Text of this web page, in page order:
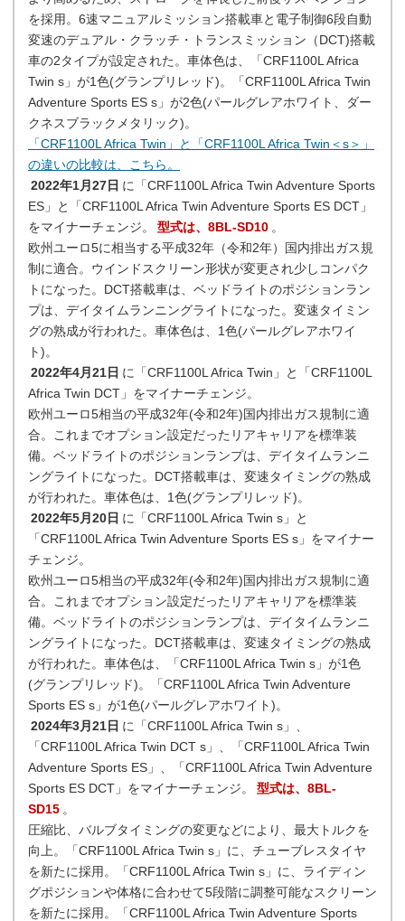
を採用。6速マニュアルミッション搭載車と電子制御6段自動
変速のデュアル・クラッチ・トランスミッション（DCT)搭載
車の2タイプが設定された。車体色は、「CRF1100L Africa
Twin s」が1色(グランプリレッド)。「CRF1100L Africa Twin
Adventure Sports ES s」が2色(パールグレアホワイト、ダー
クネスブラックメタリック)。
「CRF1100L Africa Twin」と「CRF1100L Africa Twin＜s＞」
の違いの比較は、こちら。
2022年1月27日 に「CRF1100L Africa Twin Adventure Sports
ES」と「CRF1100L Africa Twin Adventure Sports ES DCT」
をマイナーチェンジ。
型式は、8BL-SD10 。
欧州ユーロ5に相当する平成32年（令和2年）国内排出ガス規
制に適合。ウインドスクリーン形状が変更され少しコンパク
トになった。DCT搭載車は、ベッドライトのポジションラン
プは、デイタイムランニングライトになった。変速タイミン
グの熟成が行われた。車体色は、1色(パールグレアホワイ
ト)。
2022年4月21日 に「CRF1100L Africa Twin」と「CRF1100L
Africa Twin DCT」をマイナーチェンジ。
欧州ユーロ5相当の平成32年(令和2年)国内排出ガス規制に適
合。これまでオプション設定だったリアキャリアを標準装
備。ベッドライトのポジションランプは、デイタイムランニ
ングライトになった。DCT搭載車は、変速タイミングの熟成
が行われた。車体色は、1色(グランプリレッド)。
2022年5月20日 に「CRF1100L Africa Twin s」と
「CRF1100L Africa Twin Adventure Sports ES s」をマイナー
チェンジ。
欧州ユーロ5相当の平成32年(令和2年)国内排出ガス規制に適
合。これまでオプション設定だったリアキャリアを標準装
備。ベッドライトのポジションランプは、デイタイムランニ
ングライトになった。DCT搭載車は、変速タイミングの熟成
が行われた。車体色は、「CRF1100L Africa Twin s」が1色
(グランプリレッド)。「CRF1100L Africa Twin Adventure
Sports ES s」が1色(パールグレアホワイト)。
2024年3月21日 に「CRF1100L Africa Twin s」、
「CRF1100L Africa Twin DCT s」、「CRF1100L Africa Twin
Adventure Sports ES」、「CRF1100L Africa Twin Adventure
Sports ES DCT」をマイナーチェンジ。
型式は、8BL-
SD15 。
圧縮比、バルブタイミングの変更などにより、最大トルクを
向上。「CRF1100L Africa Twin s」に、チューブレスタイヤ
を新たに採用。「CRF1100L Africa Twin s」に、ライディン
グポジションや体格に合わせて5段階に調整可能なスクリーン
を新たに採用。「CRF1100L Africa Twin Adventure Sports